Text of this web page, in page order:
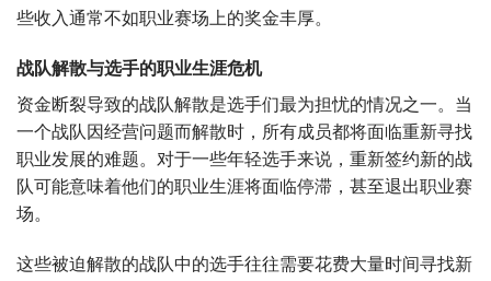
些收入通常不如职业赛场上的奖金丰厚。
战队解散与选手的职业生涯危机
资金断裂导致的战队解散是选手们最为担忧的情况之一。当
一个战队因经营问题而解散时，所有成员都将面临重新寻找
职业发展的难题。对于一些年轻选手来说，重新签约新的战
队可能意味着他们的职业生涯将面临停滞，甚至退出职业赛
场。
这些被迫解散的战队中的选手往往需要花费大量时间寻找新